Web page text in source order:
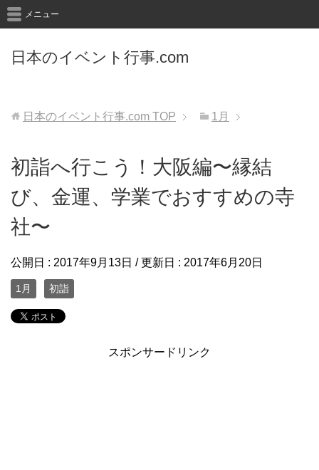
日本のイベント行事.com
メニュー
日本のイベント行事.com TOP 1月
初詣へ行こう！大阪編〜縁結
び、金運、学業でおすすめの寺
社〜
公開日 : 2017年9月13日 / 更新日 : 2017年6月20日
1月 初詣
スポンサードリンク